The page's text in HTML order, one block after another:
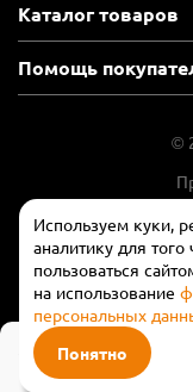
Используем куки,
аналитику для
пользоваться
на использование
персональных
Понятно
25 000 ₽
Каталог товаров
Помощь
©